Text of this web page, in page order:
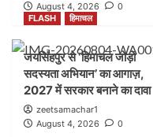
August 4, 2026
0
FLASH हिमाचल
जयसिंहपुर से ‘हिमाचल जोड़ो
सदस्यता अभियान’ का आगाज़,
2027 में सरकार बनाने का दावा
zeetsamachar1
August 4, 2026
0